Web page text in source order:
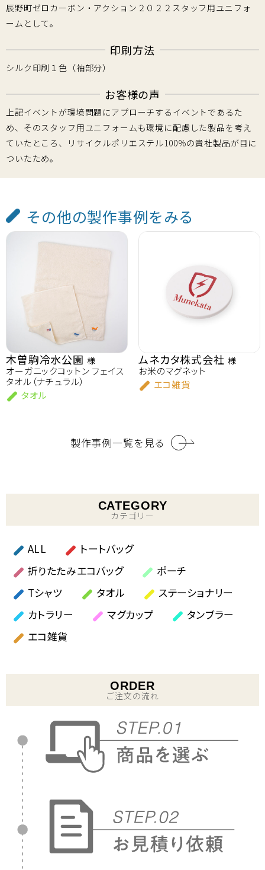
辰野町ゼロカーボン・アクション２０２２スタッフ用ユニフォ
ームとして。
印刷方法
シルク印刷１色（袖部分）
お客様の声
上記イベントが環境問題にアプローチするイベントであるた
め、そのスタッフ用ユニフォームも環境に配慮した製品を考え
ていたところ、リサイクルポリエステル100％の貴社製品が目に
ついたため。
その他の製作事例をみる
木曽駒冷水公園 様
オーガニックコットン フェイス
タオル（ナチュラル）
タオル
ムネカタ株式会社 様
お米のマグネット
エコ雑貨
製作事例一覧を見る
CATEGORY
カテゴリー
ALL
トートバッグ
折りたたみエコバッグ
ポーチ
Tシャツ
タオル
ステーショナリー
カトラリー
マグカップ
タンブラー
エコ雑貨
ORDER
ご注文の流れ